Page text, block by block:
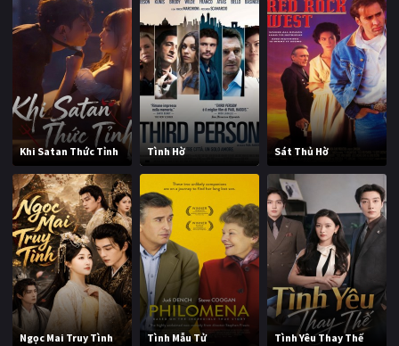
Khi Satan Thức Tỉnh Tình Hờ Sát Thủ Hờ
Ngọc Mai Truy Tình Tình Mẫu Tử Tình Yêu Thay Thế